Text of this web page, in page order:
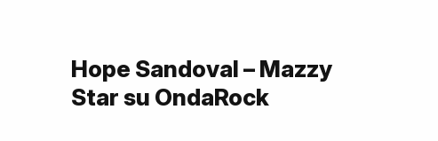
Hope Sandoval – Mazzy
Star su OndaRock